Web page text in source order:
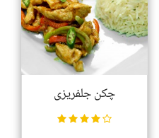
چکن جلفریزی